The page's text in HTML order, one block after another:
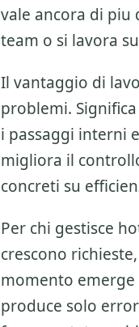
vale ancora di piu
team o si lavora
Il vantaggio di
problemi.
i passaggi interni
migliora il
concreti su
Per chi gestisce
crescono
momento emerge
produce solo